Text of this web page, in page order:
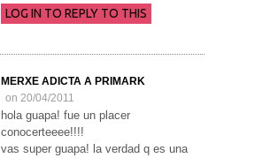
LOG IN TO REPLY TO THIS
MERXE ADICTA A PRIMARK
on 20/04/2011
hola guapa! fue un placer
conocerteeee!!!!
vas super guapa! la verdad q es una